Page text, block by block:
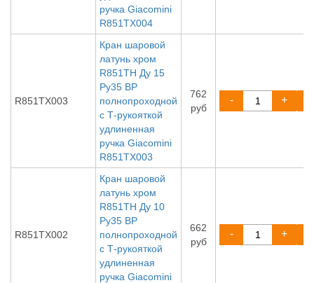
ручка Giacomini
R851TX004
R851TX003
Кран шаровой
латунь хром
R851TH Ду 15
Ру35 ВР
полнопроходной
с Т-рукояткой
удлиненная
ручка Giacomini
R851TX003
762
руб
- +
R851TX002
Кран шаровой
латунь хром
R851TH Ду 10
Ру35 ВР
полнопроходной
с Т-рукояткой
удлиненная
ручка Giacomini
662
руб
- +